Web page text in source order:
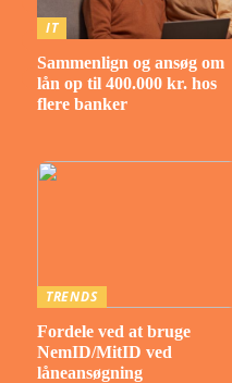
IT
Sammenlign og ansøg om
lån op til 400.000 kr. hos
flere banker
TRENDS
Fordele ved at bruge
NemID/MitID ved
låneansøgning